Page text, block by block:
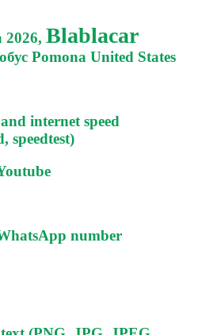
2026, Blablacar
Pomona United States
internet speed
speedtest)
number